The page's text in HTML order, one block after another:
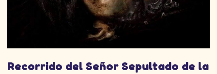
Recorrido del Señor Sepultado de la